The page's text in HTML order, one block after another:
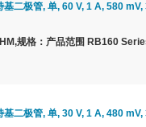
基二极管, 单, 60 V, 1 A, 580 mV,
规格：产品范围 RB160
基二极管, 单, 30 V, 1 A, 480 mV,